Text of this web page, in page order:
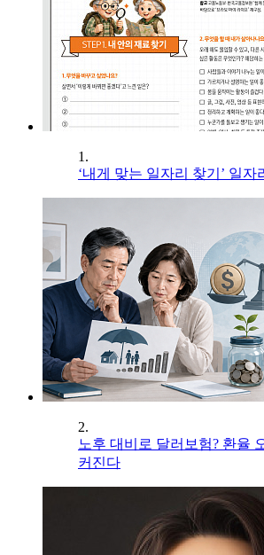
1.
‘내게 맞는 일자리 찾기’ 일자
2.
노후 대비로 달러보험? 환율
커진다